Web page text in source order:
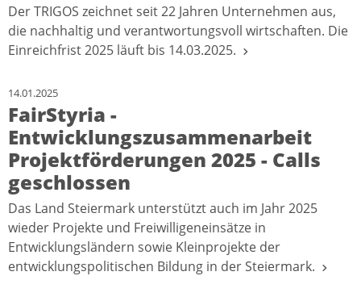
Der TRIGOS zeichnet seit 22 Jahren Unternehmen aus,
die nachhaltig und verantwortungsvoll wirtschaften. Die
Einreichfrist 2025 läuft bis 14.03.2025.
14.01.2025
FairStyria -
Entwicklungszusammenarbeit
Projektförderungen 2025 - Calls
geschlossen
Das Land Steiermark unterstützt auch im Jahr 2025
wieder Projekte und Freiwilligeneinsätze in
Entwicklungsländern sowie Kleinprojekte der
entwicklungspolitischen Bildung in der Steiermark.